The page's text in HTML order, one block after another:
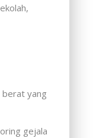
berat yang
gejala